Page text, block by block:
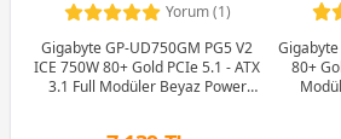
Yorum (1)
Gigabyte GP-UD750GM PG5 V2
ICE 750W 80+ Gold PCIe 5.1 - ATX
3.1 Full Modüler Beyaz Power
80+